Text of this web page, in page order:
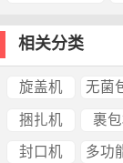
相关分类
旋盖机 无菌
捆扎机 裹
封口机 多功